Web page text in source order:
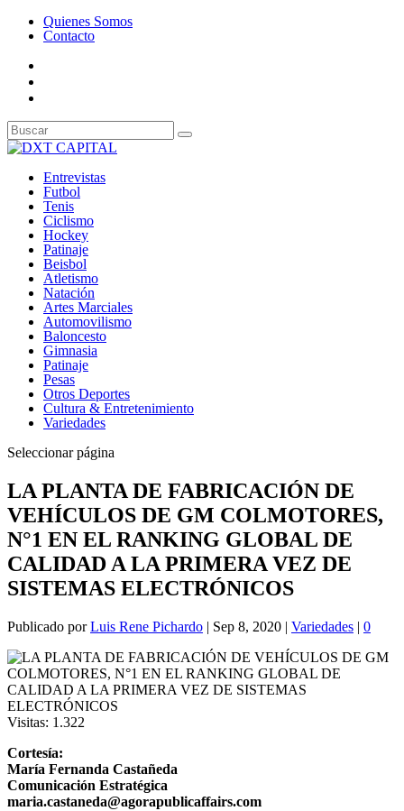
Quienes Somos
Contacto
Entrevistas
Futbol
Tenis
Ciclismo
Hockey
Patinaje
Beisbol
Atletismo
Natación
Artes Marciales
Automovilismo
Baloncesto
Gimnasia
Patinaje
Pesas
Otros Deportes
Cultura & Entretenimiento
Variedades
Seleccionar página
LA PLANTA DE FABRICACIÓN DE
VEHÍCULOS DE GM COLMOTORES,
N°1 EN EL RANKING GLOBAL DE
CALIDAD A LA PRIMERA VEZ DE
SISTEMAS ELECTRÓNICOS
Publicado porLuis Rene Pichardo | Sep 8, 2020 | Variedades | 0
Visitas: 1.322
Cortesía:
María Fernanda Castañeda
Comunicación Estratégica
maria.castaneda@agorapublicaffairs.com